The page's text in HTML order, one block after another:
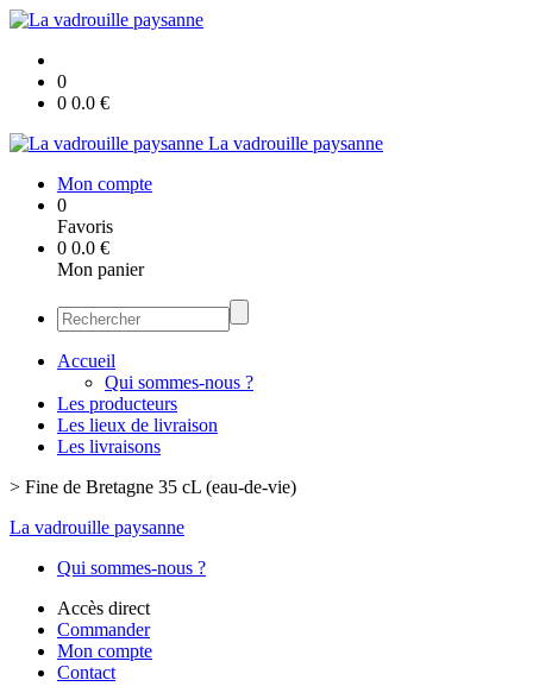
0
0 0.0 €
La vadrouille paysanne
Mon compte
0
Favoris
0 0.0 €
Mon panier
Accueil
Qui sommes-nous ?
Les producteurs
Les lieux de livraison
Les livraisons
> Fine de Bretagne 35 cL (eau-de-vie)
La vadrouille paysanne
Qui sommes-nous ?
Accès direct
Commander
Mon compte
Contact